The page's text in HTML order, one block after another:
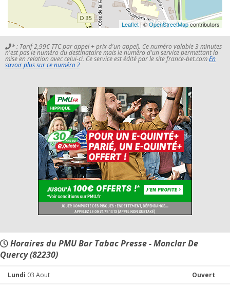
Leaflet | ©OpenStreetMapcontributors
* : Tarif 2,99€ TTC par appel + prix d'un appel). Ce numéro valable 3 minutes
n'est pas le numéro du destinataire mais le numéro d'un service permettant la
mise en relation avec celui-ci. Ce service est édité par le site france-bet.comEn
savoir plus sur ce numéro ?
Horaires du PMU Bar Tabac Presse - Monclar De
Quercy (82230)
Lundi 03 Aout Ouvert